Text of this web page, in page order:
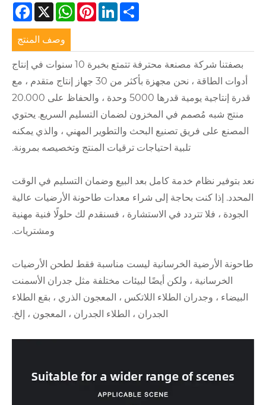
Facebook X
WhatsAppPinterest
بصفتنا شركة مصنعة محترفة تتمتع بخبرة 10 سنوات في إنتاج
أدوات الطاقة ، نحن مجهزة بأكثر من 30 جهاز إنتاج متقدم ، مع
قدرة إنتاجية يومية قدرها 5000 وحدة ، والحفاظ على 20.000
المخزون لضمان التسليم السريع. يحتوي
البحث والتطوير المهني ، والذي يمكنه
احتياجات ترقيات المنتج وتخصيصه بمرونة.
كامل بعد البيع وضمان التسليم في الوقت
إلى شراء معدات طاحونة الأرضيات عالية
في الاستشارة ، فسنقدم لك حلولًا فنية مهنية
ليست مناسبة فقط لطحن الأرضيات
أيضًا لبيئات مختلفة مثل جدران الأسمنت
اللاتكس ، المعجون الذري ، بقع الطلاء
الجدران ، الطلاء الجدران ، المعجون ، إلخ.